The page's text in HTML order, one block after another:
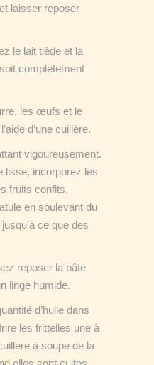
laisser reposer
le lait tiède et la
complètement
les œufs et le
d’une cuillère.
vigoureusement.
lisse, incorporez les
fruits confits.
en soulevant du
ce que des
reposer la pâte
linge humide.
d’huile dans
les frittelles une à
à soupe de la